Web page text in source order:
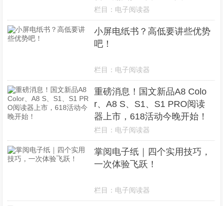
栏目： 电子阅读器
小屏电纸书？高低要讲些优势
吧！
栏目： 电子阅读器
重磅消息！国文新品A8 Colo
r、A8 S、S1、S1 PRO阅读
器上市，618活动今晚开始！
栏目： 电子阅读器
掌阅电子纸｜四个实用技巧，
一次体验飞跃！
栏目： 电子阅读器